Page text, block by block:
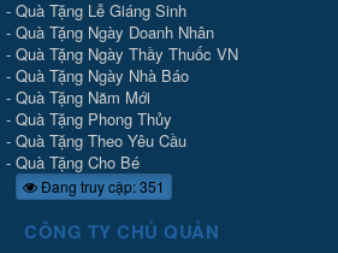
- Quà Tặng Lễ Giáng Sinh
- Quà Tặng Ngày Doanh Nhân
- Quà Tặng Ngày Thầy Thuốc VN
- Quà Tặng Ngày Nhà Báo
- Quà Tặng Năm Mới
- Quà Tặng Phong Thủy
- Quà Tặng Theo Yêu Cầu
- Quà Tặng Cho Bé
Đang truy cập: 351
CÔNG TY CHỦ QUẢN